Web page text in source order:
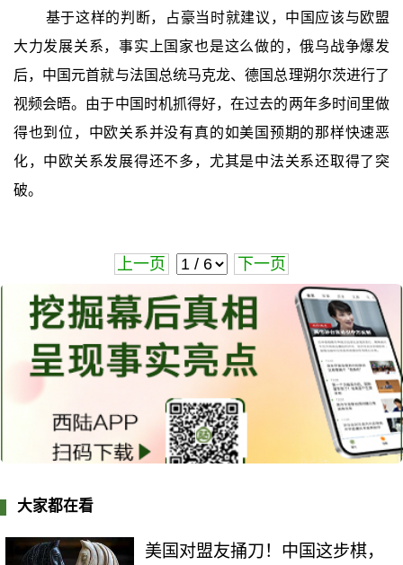
基于这样的判断，占豪当时就建议，中国应该与欧盟
大力发展关系，事实上国家也是这么做的，俄乌战争爆发
后，中国元首就与法国总统马克龙、德国总理朔尔茨进行了
视频会晤。由于中国时机抓得好，在过去的两年多时间里做
得也到位，中欧关系并没有真的如美国预期的那样快速恶
化，中欧关系发展得还不多，尤其是中法关系还取得了突
破。
上一页 下一页
大家都在看
美国对盟友捅刀！中国这步棋，